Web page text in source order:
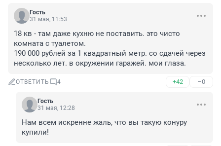
Гость
31 мая, 11:53
18 кв - там даже кухню не поставить. это чисто
комната с туалетом.
190 000 рублей за 1 квадратный метр. со сдачей через
несколько лет. в окружении гаражей. мои глаза.
ОТВЕТИТЬ 4 +42 –0
Гость
31 мая, 12:28
Нам всем искренне жаль, что вы такую конуру
купили!